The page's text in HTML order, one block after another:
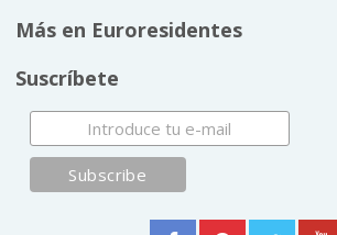
Más en Euroresidentes
Suscríbete